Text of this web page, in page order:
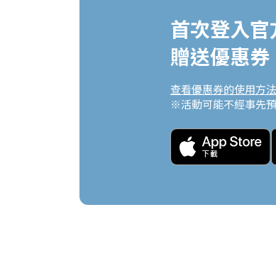
首次登入
贈送優惠券
查看優惠券的使用方法
※活動可能不經事先